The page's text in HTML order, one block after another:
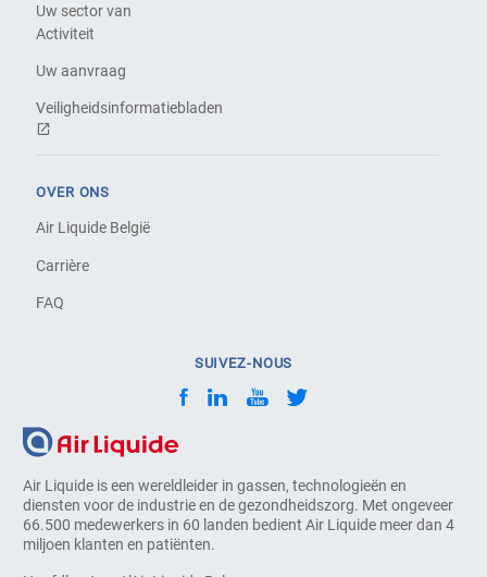
Air Liquide is een wereldleider in gassen, technologieën en
diensten voor de industrie en de gezondheidszorg. Met ongeveer
66.500 medewerkers in 60 landen bedient Air Liquide meer dan 4
miljoen klanten en patiënten.
Uw sector van
Activiteit
Uw aanvraag
Veiligheidsinformatiebladen
OVER ONS
Air Liquide België
Carrière
FAQ
SUIVEZ-NOUS